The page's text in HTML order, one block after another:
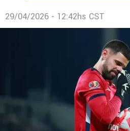
29/04/2026 - 12:42hs CST